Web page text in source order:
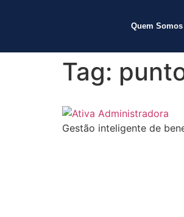
Quem Somos
Tag:
Gestão inteligente de